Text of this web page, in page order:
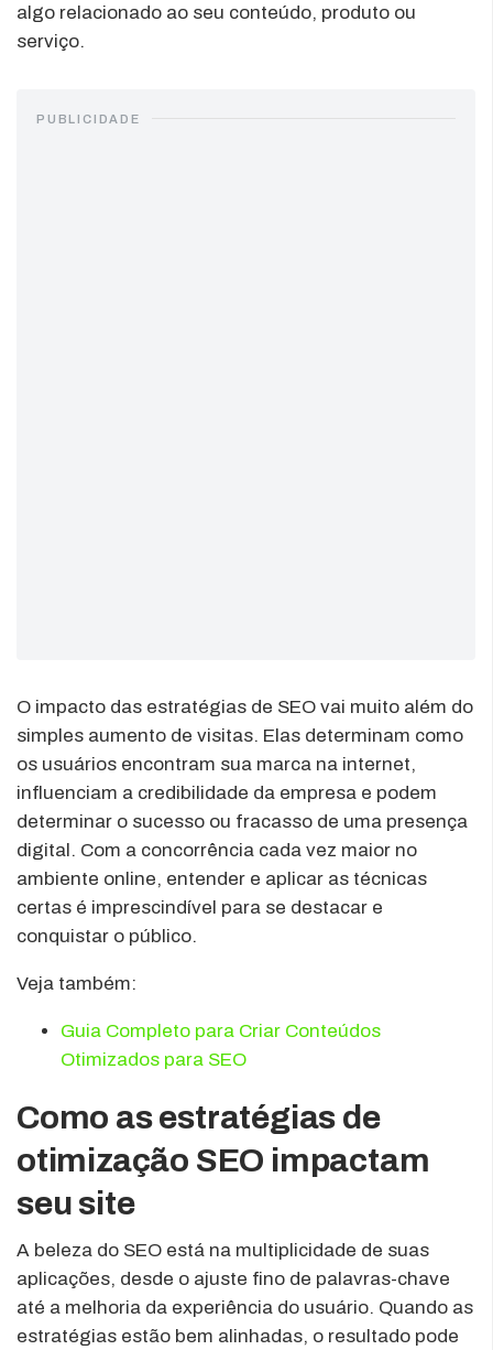
algo relacionado ao seu conteúdo, produto ou
serviço.
PUBLICIDADE
O impacto das estratégias de SEO vai muito além do
simples aumento de visitas. Elas determinam como
os usuários encontram sua marca na internet,
influenciam a credibilidade da empresa e podem
determinar o sucesso ou fracasso de uma presença
digital. Com a concorrência cada vez maior no
ambiente online, entender e aplicar as técnicas
certas é imprescindível para se destacar e
conquistar o público.
Veja também:
Guia Completo para Criar Conteúdos
Otimizados para SEO
Como as estratégias de
otimização SEO impactam
seu site
A beleza do SEO está na multiplicidade de suas
aplicações, desde o ajuste fino de palavras-chave
até a melhoria da experiência do usuário. Quando as
estratégias estão bem alinhadas, o resultado pode